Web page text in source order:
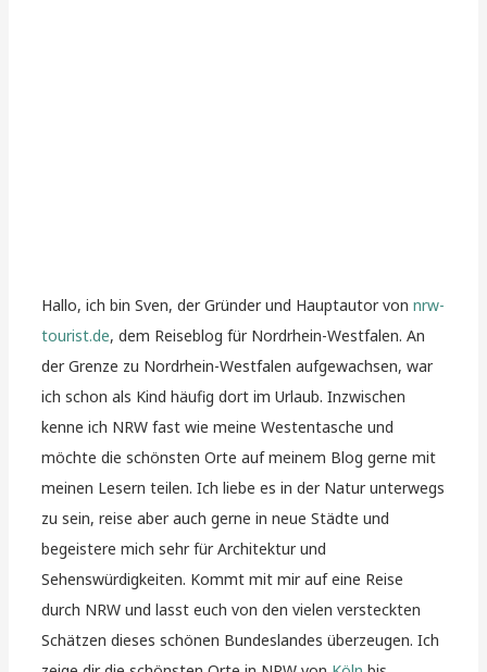
Hallo, ich bin Sven, der Gründer und Hauptautor vonnrw-
tourist.de, dem Reiseblog für Nordrhein-Westfalen. An
der Grenze zu Nordrhein-Westfalen aufgewachsen, war
ich schon als Kind häufig dort im Urlaub. Inzwischen
kenne ich NRW fast wie meine Westentasche und
möchte die schönsten Orte auf meinem Blog gerne mit
meinen Lesern teilen. Ich liebe es in der Natur unterwegs
zu sein, reise aber auch gerne in neue Städte und
begeistere mich sehr für Architektur und
Sehenswürdigkeiten. Kommt mit mir auf eine Reise
durch NRW und lasst euch von den vielen versteckten
Schätzen dieses schönen Bundeslandes überzeugen. Ich